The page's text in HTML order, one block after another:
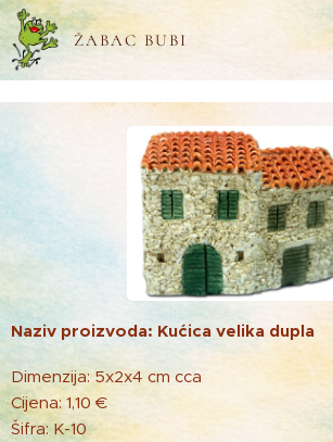
ŽABAC BUBI
Naziv proizvoda: Kućica velika dupla
Dimenzija: 5x2x4 cm cca
Cijena: 1,10 €
Šifra: K-10